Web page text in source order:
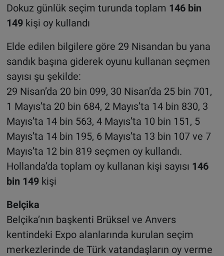
Dokuz günlük seçim turunda toplam 146 bin
149 kişi oy kullandı
Elde edilen bilgilere göre 29 Nisandan bu yana
sandık başına giderek oyunu kullanan seçmen
sayısı şu şekilde:
29 Nisan’da 20 bin 099, 30 Nisan’da 25 bin 701,
1 Mayıs’ta 20 bin 684, 2 Mayıs’ta 14 bin 830, 3
Mayıs’ta 14 bin 563, 4 Mayıs’ta 10 bin 151, 5
Mayıs’ta 14 bin 195, 6 Mayıs’ta 13 bin 107 ve 7
Mayıs’ta 12 bin 819 seçmen oy kullandı.
Hollanda’da toplam oy kullanan kişi sayısı 146
bin 149kişi
Belçika
Belçika’nın başkenti Brüksel ve Anvers
kentindeki Expo alanlarında kurulan seçim
merkezlerinde de Türk vatandaşların oy verme